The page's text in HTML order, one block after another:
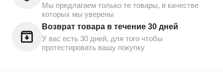
Мы предлагаем только те товары, в качестве
которых мы уверены
Возврат товара в течение 30 дней
У вас есть 30 дней, для того чтобы
протестировать вашу покупку